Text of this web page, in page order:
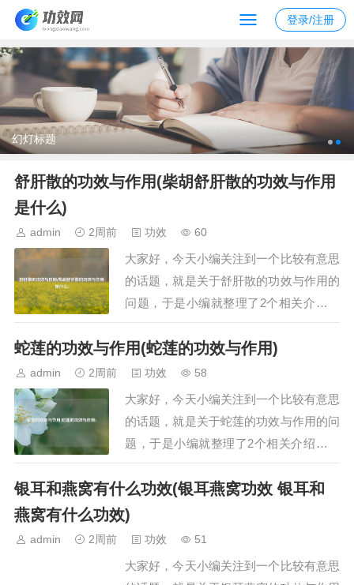
登录/注册
幻灯标题
舒肝散的功效与作用(柴胡舒肝散的功效与作用
是什么)
admin 2周前 功效 60
大家好，今天小编关注到一个比较有意思
的话题，就是关于舒肝散的功效与作用的
问题，于是小编就整理了2个相关介绍舒
肝散的功效与作用的解答，让我们一起看
看吧。文章目录：舒肝散的功效与作用柴
胡舒肝散的功效与作用是什么一、舒肝散
的功效与作用舒肝散具有舒肝理气、散郁
调经的功效，主要用于治疗肝气不舒及肝
郁气滞引发的…
蛇莲的功效与作用(蛇莲的功效与作用)
admin 2周前 功效 58
大家好，今天小编关注到一个比较有意思
的话题，就是关于蛇莲的功效与作用的问
题，于是小编就整理了2个相关介绍蛇莲
的功效与作用的解答，让我们一起看看
吧。文章目录：蛇莲的功效与作用蛇莲的
功效与作用一、蛇莲的功效与作用蛇莲的
功效与作用主要有以下三方面：一、增强
种生物活性成分…
银耳和燕窝有什么功效(银耳燕窝功效 银耳和
燕窝有什么功效)
admin 2周前 功效 51
大家好，今天小编关注到一个比较有意思